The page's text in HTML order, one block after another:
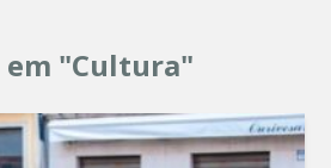
"Cultura"